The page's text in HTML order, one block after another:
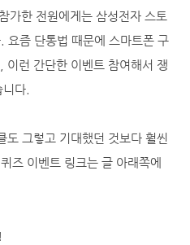
가한 전원에게는 삼성전자 스토
요즘 단통법 때문에 스마트폰 구
이런 간단한 이벤트 참여해서 쟁
다.
도 그렇고 기대했던 것보다 훨씬
즈 이벤트 링크는 글 아래쪽에